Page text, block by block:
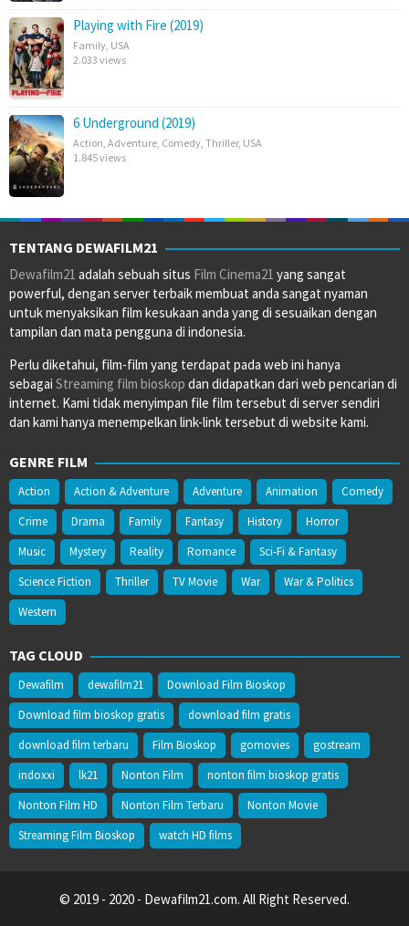
Playing with Fire (2019)
Family, USA
2.033 views
6 Underground (2019)
Action, Adventure, Comedy, Thriller, USA
1.845 views
TENTANG DEWAFILM21
Dewafilm21 adalah sebuah situs Film Cinema21 yang sangat
powerful, dengan server terbaik membuat anda sangat nyaman
untuk menyaksikan film kesukaan anda yang di sesuaikan dengan
tampilan dan mata pengguna di indonesia.
Perlu diketahui, film-film yang terdapat pada web ini hanya
sebagai Streaming film bioskop dan didapatkan dari web pencarian di
internet. Kami tidak menyimpan file film tersebut di server sendiri
dan kami hanya menempelkan link-link tersebut di website kami.
GENRE FILM
Action Action & Adventure Adventure Animation
Comedy
Crime
Drama Family Fantasy History
Horror
Music
Mystery Reality Romance
Sci-Fi & Fantasy
Science Fiction
Thriller TV Movie War
War & Politics
Western
TAG CLOUD
Dewafilm dewafilm21
Download Film Bioskop
Download film bioskop gratis
download film gratis
download film terbaru
Film Bioskop gomovies
gostream
indoxxi
lk21 Nonton Film
nonton film bioskop gratis
Nonton Film HD
Nonton Film Terbaru
Nonton Movie
Streaming Film Bioskop
watch HD films
© 2019 - 2020 - Dewafilm21.com. All Right Reserved.